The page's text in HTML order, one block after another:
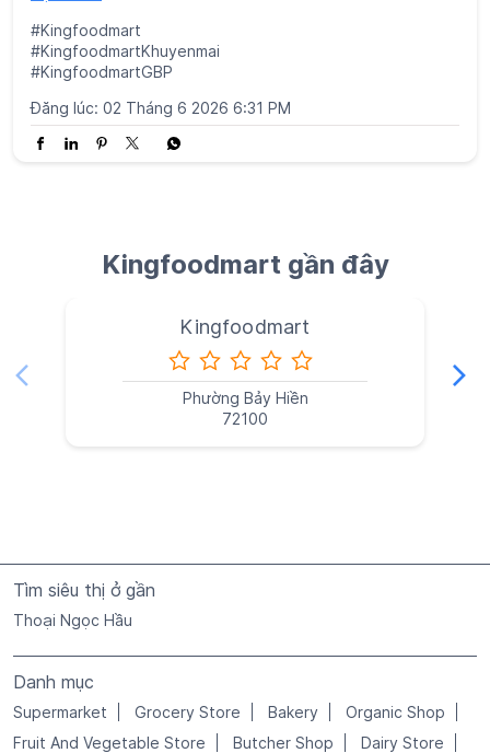
#Kingfoodmart
#KingfoodmartKhuyenmai
#KingfoodmartGBP
Đăng lúc: 02 Tháng 6 2026 6:31 PM
Kingfoodmart gần đây
Kingfoodmart
Phường Bảy Hiền
72100
Tìm siêu thị ở gần
Thoại Ngọc Hầu
Danh mục
Supermarket Grocery Store Bakery
Organic Shop
Fruit And Vegetable Store
Butcher Shop
Dairy Store